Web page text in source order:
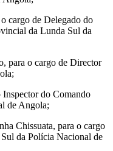
cargo de Delegado do
da Lunda Sul da
para o cargo de Director
Inspector do Comando
de Angola;
Chissuata, para o cargo
da Polícia Nacional de